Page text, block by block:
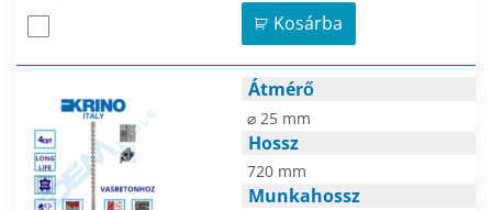
Kosárba
Átmérő
⌀ 25 mm
Hossz
720 mm
Munkahossz